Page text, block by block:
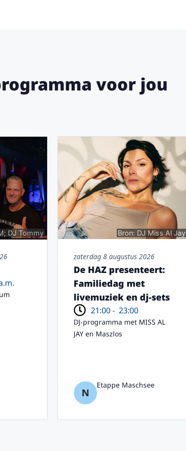
voor jou
DJ Tommy Bron: DJ Miss Al Jay
zaterdag 8 augustus 2026
De HAZ presenteert:
Familiedag met
livemuziek en dj-sets
21:00 - 23:00
DJ-programma met MISS AL
JAY en Maszlos
Etappe Maschsee